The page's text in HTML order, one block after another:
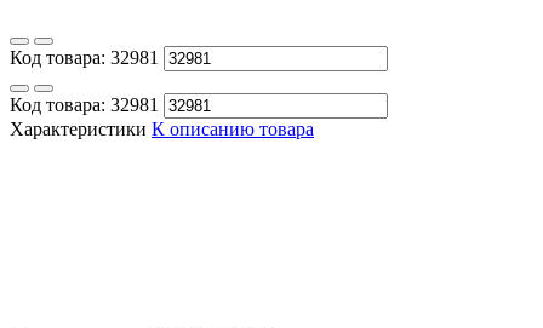
Код товара: 32981
Код товара: 32981
Характеристики К описанию товара